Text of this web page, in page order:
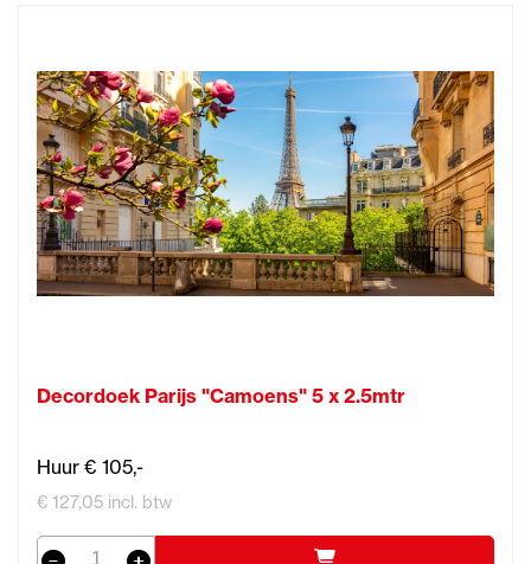
Decordoek Parijs "Camoens" 5 x 2.5mtr
Huur € 105,-
€ 127,05 incl. btw